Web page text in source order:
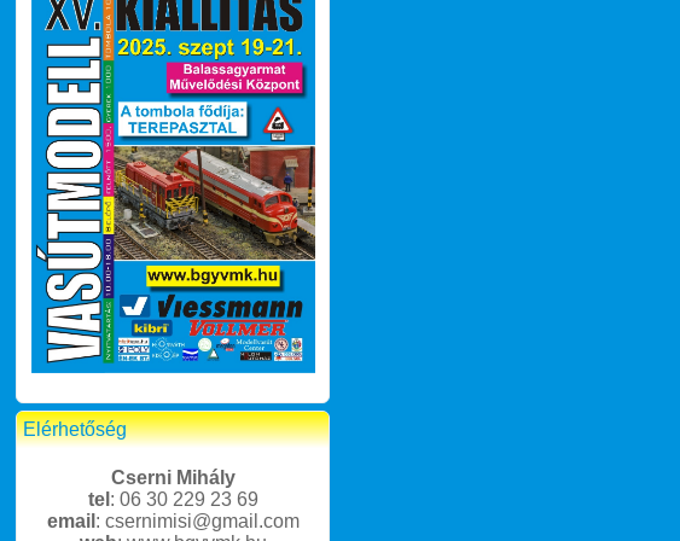
Elérhetőség
Cserni Mihály
tel : 06 30 229 23 69
email : csernimisi@gmail.com